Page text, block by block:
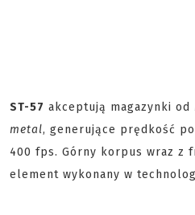
ST-57 akceptują magazynki od
metal, generujące prędkość
400 fps. Górny korpus wraz z
element wykonany w